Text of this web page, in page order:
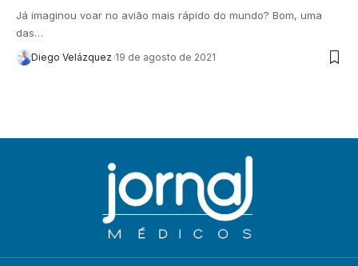
Já imaginou voar no avião mais rápido do mundo? Bom, uma
das…
Diego Velázquez 19 de agosto de 2021